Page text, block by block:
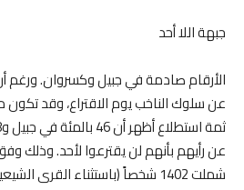
جبهة اللا أحد
الأرقام صادمة في جبيل وكسروان. ورغم
عن سلوك الناخب يوم الاقتراع، وقد تكون
عن رأيهم بأنهم لن يقترعوا لأحد. وذلك
شملت 1402 شخصاً (باستثناء القرى